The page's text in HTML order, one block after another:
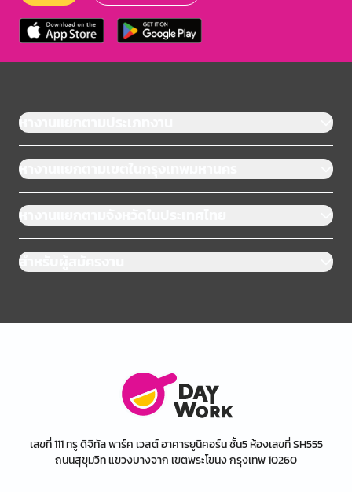
หางานแยกตามประเภทงาน
หางานแยกตามเขตในกรุงเทพมหานคร
หางานแยกตามจังหวัดในประเทศไทย
สำหรับผู้สมัครงาน
เลขที่ 111 ทรู ดิจิทัล พาร์ค เวสต์ อาคารยูนิคอร์น ชั้น5 ห้องเลขที่ SH555
ถนนสุขุมวิท แขวงบางจาก เขตพระโขนง กรุงเทพ 10260